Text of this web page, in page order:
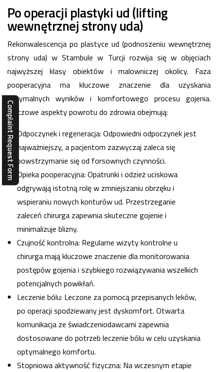
Po operacji plastyki ud (lifting
wewnętrznej strony uda)
Rekonwalescencja po plastyce ud (podnoszeniu wewnętrznej
strony uda) w Stambule w Turcji rozwija się w objęciach
najwyższej klasy obiektów i malowniczej okolicy. Faza
pooperacyjna ma kluczowe znaczenie dla uzyskania
optymalnych wyników i komfortowego procesu gojenia.
Kluczowe aspekty powrotu do zdrowia obejmują:
Odpoczynek i regeneracja: Odpowiedni odpoczynek jest
najważniejszy, a pacjentom zazwyczaj zaleca się
powstrzymanie się od forsownych czynności.
Opieka pooperacyjna: Opatrunki i odzież uciskowa
odgrywają istotną rolę w zmniejszaniu obrzęku i
wspieraniu nowych konturów ud. Przestrzeganie
zaleceń chirurga zapewnia skuteczne gojenie i
minimalizuje blizny.
Czujność kontrolna: Regularne wizyty kontrolne u
chirurga mają kluczowe znaczenie dla monitorowania
postępów gojenia i szybkiego rozwiązywania wszelkich
potencjalnych powikłań.
Leczenie bólu: Leczone za pomocą przepisanych leków,
po operacji spodziewany jest dyskomfort. Otwarta
komunikacja ze świadczeniodawcami zapewnia
dostosowane do potrzeb leczenie bólu w celu uzyskania
optymalnego komfortu.
Stopniowa aktywność fizyczna: Na wczesnym etapie
Complaint Request Form